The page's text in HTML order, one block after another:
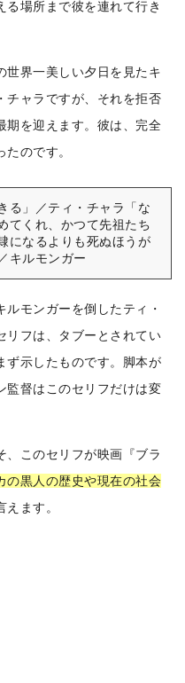
場所まで彼を連れて行き
世界一美しい夕日を見たキ
チャラですが、それを拒否
を迎えます。 彼は、完全
のです。
る」／ティ・チャラ「な
てくれ、かつて先祖たち
になるよりも死ぬほうが
キルモンガー
モンガーを倒したティ・
リフは、タブーとされてい
示したものです。 脚本が
監督はこのセリフだけは変
、このセリフが映画『ブラ
の黒人の歴史や現在の社会
えます。